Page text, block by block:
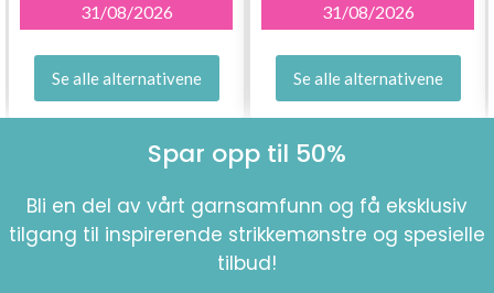
31/08/2026
Se alle alternativene
31/08/2026
Se alle alternativene
Spar opp til 50%
Bli en del av vårt garnsamfunn og få eksklusiv
tilgang til inspirerende strikkemønstre og spesielle
tilbud!